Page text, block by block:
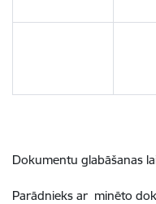
Dokumentu glabāšanas
Parādnieks ar minēto